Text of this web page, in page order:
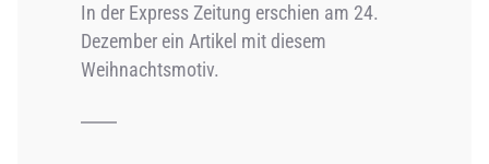
In der Express Zeitung erschien am 24.
Dezember ein Artikel mit diesem
Weihnachtsmotiv.